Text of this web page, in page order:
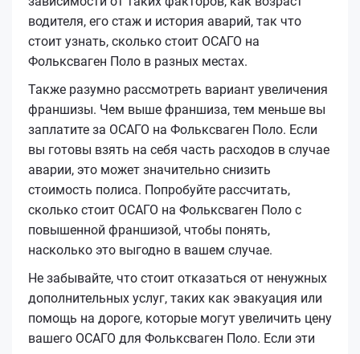
водителя, его стаж и история аварий, так что
стоит узнать, сколько стоит ОСАГО на
Фольксваген Поло в разных местах.
Также разумно рассмотреть вариант увеличения
франшизы. Чем выше франшиза, тем меньше вы
заплатите за ОСАГО на Фольксваген Поло. Если
вы готовы взять на себя часть расходов в случае
аварии, это может значительно снизить
стоимость полиса. Попробуйте рассчитать,
сколько стоит ОСАГО на Фольксваген Поло с
повышенной франшизой, чтобы понять,
насколько это выгодно в вашем случае.
Не забывайте, что стоит отказаться от ненужных
дополнительных услуг, таких как эвакуация или
помощь на дороге, которые могут увеличить цену
вашего ОСАГО для Фольксваген Поло. Если эти